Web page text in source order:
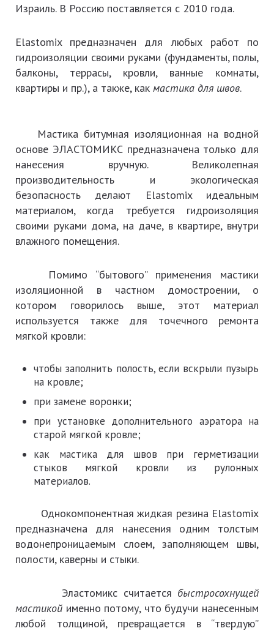
Израиль. В Россию поставляется с 2010 года.
Elastomix предназначен для любых работ по
гидроизоляции своими руками (фундаменты, полы,
балконы, террасы, кровли, ванные комнаты,
квартиры и пр.), а также, как мастика для швов.
Мастика битумная изоляционная на водной
основе ЭЛАСТОМИКС предназначена только для
нанесения вручную. Великолепная
производительность и экологическая
безопасность делают Elastomix идеальным
материалом, когда требуется гидроизоляция
своими руками дома, на даче, в квартире, внутри
влажного помещения.
Помимо “бытового” применения мастики
изоляционной в частном домостроении, о
котором говорилось выше, этот материал
используется также для точечного ремонта
мягкой кровли:
чтобы заполнить полость, если вскрыли пузырь
на кровле;
при замене воронки;
при установке дополнительного аэратора на
старой мягкой кровле;
как мастика для швов при герметизации
стыков мягкой кровли из рулонных
материалов.
Однокомпонентная жидкая резина Elastomix
предназначена для нанесения одним толстым
водонепроницаемым слоем, заполняющем швы,
полости, каверны и стыки.
Эластомикс считается быстросохнущей
мастикой именно потому, что будучи нанесенным
любой толщиной, превращается в “твердую”